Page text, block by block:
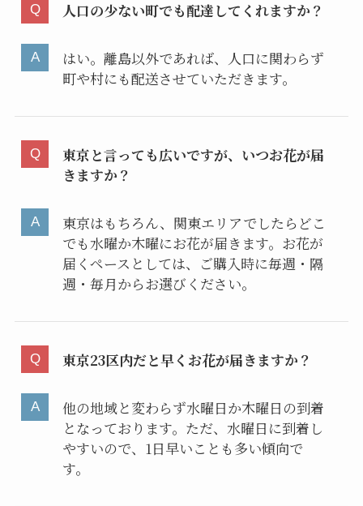
人口の少ない町でも配達してくれますか？
はい。離島以外であれば、人口に関わらず
町や村にも配送させていただきます。
東京と言っても広いですが、いつお花が届
きますか？
東京はもちろん、関東エリアでしたらどこ
でも水曜か木曜にお花が届きます。お花が
届くペースとしては、ご購入時に毎週・隔
週・毎月からお選びください。
東京23区内だと早くお花が届きますか？
他の地域と変わらず水曜日か木曜日の到着
となっております。ただ、水曜日に到着し
やすいので、1日早いことも多い傾向で
す。